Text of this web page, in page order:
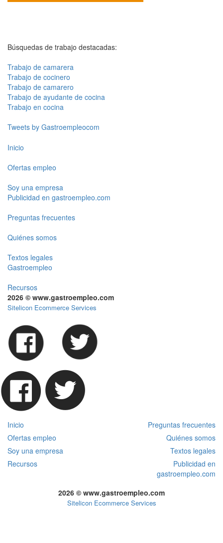
Búsquedas de trabajo destacadas:
Trabajo de camarera
Trabajo de cocinero
Trabajo de camarero
Trabajo de ayudante de cocina
Trabajo en cocina
Tweets by Gastroempleocom
Inicio
Ofertas empleo
Soy una empresa
Publicidad en gastroempleo.com
Preguntas frecuentes
Quiénes somos
Textos legales
Gastroempleo
Recursos
2026 © www.gastroempleo.com
Sitelicon Ecommerce Services
Inicio
Preguntas frecuentes
Ofertas empleo
Quiénes somos
Soy una empresa
Textos legales
Recursos
Publicidad en
gastroempleo.com
2026 © www.gastroempleo.com
Sitelicon Ecommerce Services